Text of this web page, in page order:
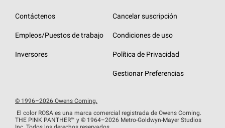
Garantías de techos
Diseño en el techo
Eventos para contratistas
Financiamiento de techos
Contáctenos
Empleos/Puestos de trabajo
Inversores
Cancelar suscripción
Condiciones de uso
Política de Privacidad
Gestionar Preferencias
© 1996–2026 Owens Corning.
El color ROSA es una marca comercial registrada de Owens Corning.
THE PINK PANTHER™ y © 1964–2026 Metro-Goldwyn-Mayer Studios